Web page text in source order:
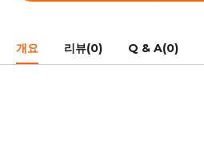
개요 리뷰(0) Q & A(0)